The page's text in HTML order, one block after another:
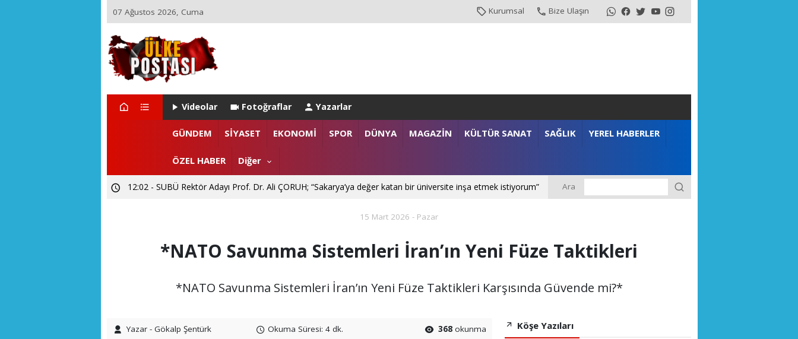
07 Ağustos 2026, Cuma Kurumsal Bize Ulaşın
Videolar Fotoğraflar Yazarlar
GÜNDEM SİYASET EKONOMİ SPOR DÜNYA MAGAZİN KÜLTÜR SANAT SAĞLIK YEREL HABERLER
ÖZEL HABER Diğer
12:02 - SUBÜ Rektör Adayı Prof. Dr. Ali ÇORUH; “Sakarya’ya değer katan bir üniversite inşa etmek istiyorum” Ara
15 Mart 2026 - Pazar
*NATO Savunma Sistemleri İran’ın Yeni Füze Taktikleri
*NATO Savunma Sistemleri İran’ın Yeni Füze Taktikleri Karşısında Güvende mi?*
Yazar - Gökalp Şentürk Okuma Süresi: 4 dk. 368 okunma Köşe Yazıları